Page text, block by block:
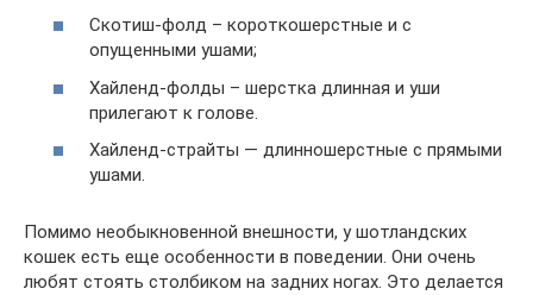
Скотиш-фолд – короткошерстные и с
опущенными ушами;
Хайленд-фолды – шерстка длинная и уши
прилегают к голове.
Хайленд-страйты — длинношерстные с прямыми
ушами.
Помимо необыкновенной внешности, у шотландских
кошек есть еще особенности в поведении. Они очень
любят стоять столбиком на задних ногах. Это делается